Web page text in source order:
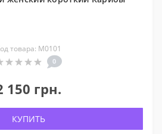
товара: М0101
0
150 грн.
КУПИТЬ